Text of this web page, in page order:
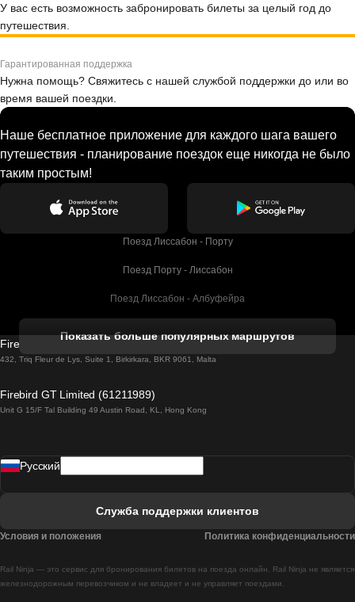
У вас есть возможность забронировать билеты за целый год до
путешествия.
Гарантированная поддержка
Нужна помощь? Свяжитесь с нашей службой поддержки до или во
время вашей поездки.
Наше бесплатное приложение для каждого шага вашего
путешествия - планирование поездок еще никогда не было
таким простым!
Поезд Лиссабон - Порту
Поезд Порту - Лиссабон
Поезд Лиссабон - Албуфейра
Поезд Лиссабон - Лагос
Поезд Лиссабон - Мадрид
Поезд Лиссабон - Брага
Показать больше популярных маршрутов
Firebird GT Limited (OC 1451)
432, Triq Fleur de Lys, Suite 1, Birkirkara, BKR 9061, Malta
Firebird GT Limited (61211989)
Unit G 15/F Tal Building 49 Austin Road, KL, Hong Kong
Rail Ninja — это сервис для бронирования билетов на поезда онлайн. Rail Ninja не является
железнодорожным перевозчиком и не владеет и не управляет поездами.
Pусский
Служба поддержки клиентов
Условия и положения Политика конфиденциальности